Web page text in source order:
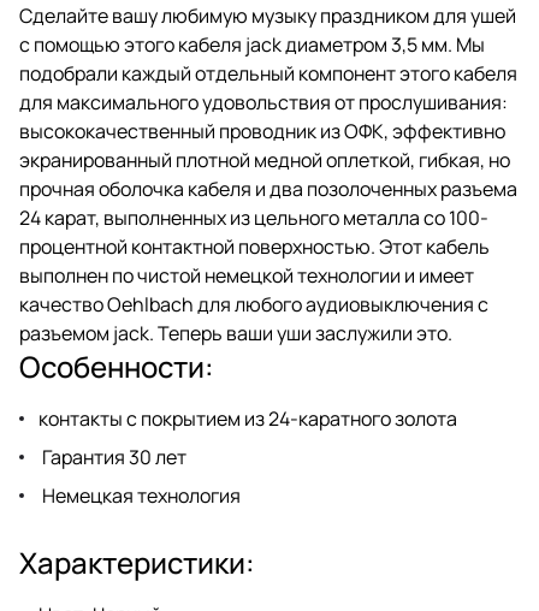
Сделайте вашу любимую музыку праздником для ушей
с помощью этого кабеля jack диаметром 3,5 мм. Мы
подобрали каждый отдельный компонент этого кабеля
для максимального удовольствия от прослушивания:
высококачественный проводник из ОФК, эффективно
экранированный плотной медной оплеткой, гибкая, но
прочная оболочка кабеля и два позолоченных разъема
24 карат, выполненных из цельного металла со 100-
процентной контактной поверхностью. Этот кабель
выполнен по чистой немецкой технологии и имеет
качество Oehlbach для любого аудиовыключения с
разъемом jack. Теперь ваши уши заслужили это.
Особенности:
контакты с покрытием из 24-каратного золота
Гарантия 30 лет
Немецкая технология
Характеристики: